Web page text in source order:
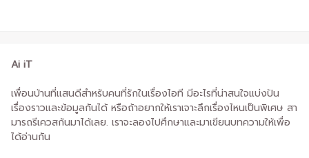
Ai iT
เพื่อนบ้านที่แสนดีสำหรับคนที่รักในเรื่องไอที มีอะไรที่น่าสนใจแบ่งปัน
เรื่องราวและข้อมูลกันได้ หรือถ้าอยากให้เราเจาะลึกเรื่องไหนเป็นพิเศษ สา
มารถรีเควสกันมาได้เลย. เราจะลองไปศึกษาและมาเขียนบทความให้เพื่อ
ได้อ่านกัน